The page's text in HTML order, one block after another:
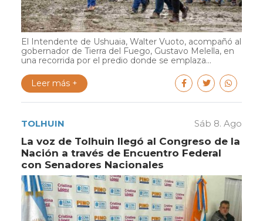
El Intendente de Ushuaia, Walter Vuoto, acompañó al
gobernador de Tierra del Fuego, Gustavo Melella, en
una recorrida por el predio donde se emplaza...
Leer más +
TOLHUIN Sáb 8. Ago
La voz de Tolhuin llegó al Congreso de la
Nación a través de Encuentro Federal
con Senadores Nacionales